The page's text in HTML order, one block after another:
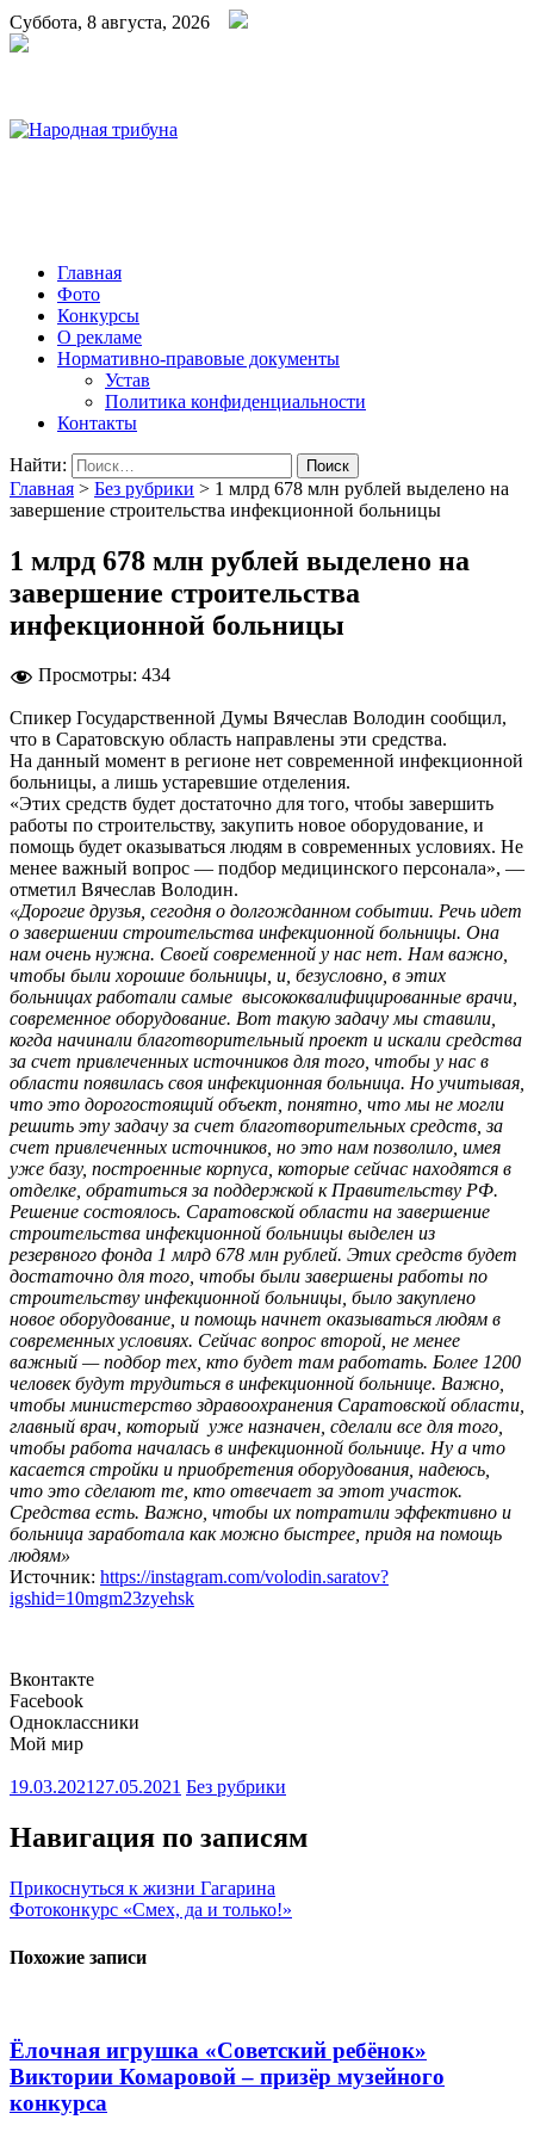
Суббота, 8 августа, 2026
Главная
Фото
Конкурсы
О рекламе
Нормативно-правовые документы
Устав
Политика конфиденциальности
Контакты
Найти:
Главная > Без рубрики > 1 млрд 678 млн рублей выделено на
завершение строительства инфекционной больницы
1 млрд 678 млн рублей выделено на
завершение строительства
инфекционной больницы
Просмотры: 434
Спикер Государственной Думы Вячеслав Володин сообщил,
что в Саратовскую область направлены эти средства.
На данный момент в регионе нет современной инфекционной
больницы, а лишь устаревшие отделения.
«Этих средств будет достаточно для того, чтобы завершить
работы по строительству, закупить новое оборудование, и
помощь будет оказываться людям в современных условиях. Не
менее важный вопрос — подбор медицинского персонала», —
отметил Вячеслав Володин.
«Дорогие друзья, сегодня о долгожданном событии. Речь идет
о завершении строительства инфекционной больницы. Она
нам очень нужна. Своей современной у нас нет. Нам важно,
чтобы были хорошие больницы, и, безусловно, в этих
больницах работали самые высококвалифицированные врачи,
современное оборудование. Вот такую задачу мы ставили,
когда начинали благотворительный проект и искали средства
за счет привлеченных источников для того, чтобы у нас в
области появилась своя инфекционная больница. Но учитывая,
что это дорогостоящий объект, понятно, что мы не могли
решить эту задачу за счет благотворительных средств, за
счет привлеченных источников, но это нам позволило, имея
уже базу, построенные корпуса, которые сейчас находятся в
отделке, обратиться за поддержкой к Правительству РФ.
Решение состоялось. Саратовской области на завершение
строительства инфекционной больницы выделен из
резервного фонда 1 млрд 678 млн рублей. Этих средств будет
достаточно для того, чтобы были завершены работы по
строительству инфекционной больницы, было закуплено
новое оборудование, и помощь начнет оказываться людям в
современных условиях. Сейчас вопрос второй, не менее
важный — подбор тех, кто будет там работать. Более 1200
человек будут трудиться в инфекционной больнице. Важно,
чтобы министерство здравоохранения Саратовской области,
главный врач, который уже назначен, сделали все для того,
чтобы работа началась в инфекционной больнице. Ну а что
касается стройки и приобретения оборудования, надеюсь,
что это сделают те, кто отвечает за этот участок.
Средства есть. Важно, чтобы их потратили эффективно и
больница заработала как можно быстрее, придя на помощь
людям»
Источник: https://instagram.com/volodin.saratov?
igshid=10mgm23zyehsk
Вконтакте
Facebook
Одноклассники
Мой мир
19.03.202127.05.2021 Без рубрики
Навигация по записям
Прикоснуться к жизни Гагарина
Фотоконкурс «Смех, да и только!»
Похожие записи
Ёлочная игрушка «Советский ребёнок»
Виктории Комаровой – призёр музейного
конкурса